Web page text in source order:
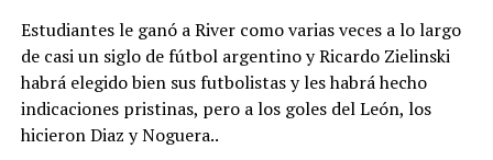
Estudiantes le ganó a River como varias veces a lo largo
de casi un siglo de fútbol argentino y Ricardo Zielinski
habrá elegido bien sus futbolistas y les habrá hecho
indicaciones pristinas, pero a los goles del León, los
hicieron Diaz y Noguera..